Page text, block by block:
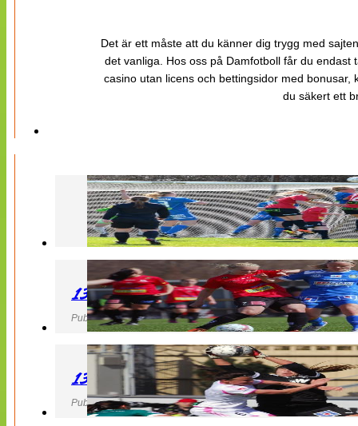
Det är ett måste att du känner dig trygg med
det vanliga. Hos oss på Damfotboll får du
casino utan licens och bettingsidor med
du säkert ett
130427 LB 07 – QBIK
Publicerad 27 April 2013, 22:40
130427 IF Limhamn Bunkeflo – QBIK
Publicerad 27 April 2013, 21:10